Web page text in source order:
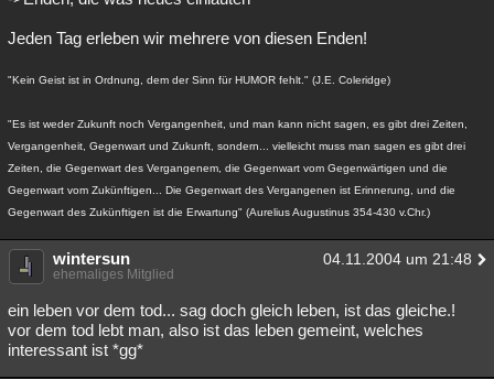
Jeden Tag erleben wir mehrere von diesen Enden!
"Kein Geist ist in Ordnung, dem der Sinn für HUMOR fehlt." (J.E. Coleridge)
"Es ist weder Zukunft noch Vergangenheit, und man kann nicht sagen, es gibt drei Zeiten,
Vergangenheit, Gegenwart und Zukunft, sondern... vielleicht muss man sagen es gibt drei
Zeiten, die Gegenwart des Vergangenem, die Gegenwart vom Gegenwärtigen und die
Gegenwart vom Zukünftigen... Die Gegenwart des Vergangenen ist Erinnerung, und die
Gegenwart des Zukünftigen ist die Erwartung" (Aurelius Augustinus 354-430 v.Chr.)
wintersun 04.11.2004 um 21:48
ehemaliges Mitglied
ein leben vor dem tod... sag doch gleich leben, ist das gleiche.!
vor dem tod lebt man, also ist das leben gemeint, welches
interessant ist *gg*